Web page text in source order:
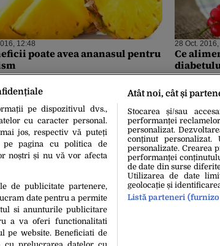
12:48
poate avea ananasul pentru
28 Oct.
Ce
pe dispozitivul dvs.,
cu caracter personal.
jos, respectiv vă puteți
pagina cu politica de
noștri și nu vă vor afecta
de publicitate partenere,
date pentru a permite
si anunturile publicitare
a va oferi functionalitati
pe website. Beneficiati de
Atât noi, cât și
Stocarea și/sau
performanței
personalizat.
conținut
personalizate. Crearea
performanței
de date din surse
Utilizarea de date
geolocație și
Listă parteneri